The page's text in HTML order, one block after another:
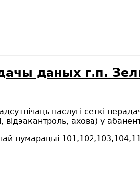
даных г.п.
паслугі сеткі
відэакантроль, ахова) у
нумарацыі